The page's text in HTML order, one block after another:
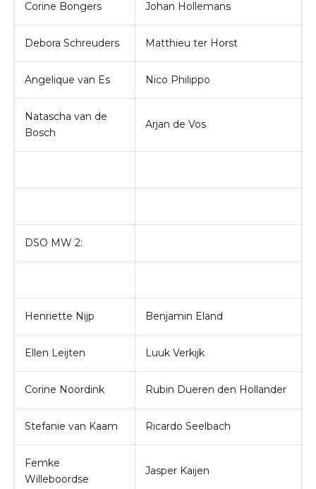
Corine Bongers Johan Hollemans
Debora Schreuders Matthieu ter Horst
Angelique van Es Nico Philippo
Natascha van de
Bosch
Arjan de Vos
DSO MW 2:
Henriette Nijp Benjamin Eland
Ellen Leijten Luuk Verkijk
Corine Noordink Rubin Dueren den Hollander
Stefanie van Kaam Ricardo Seelbach
Femke
Willeboordse
Jasper Kaijen